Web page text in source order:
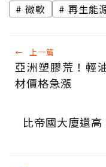
微軟 再生能
← 上一篇
亞洲塑膠荒！輕
材價格急漲
比帝國大廈還